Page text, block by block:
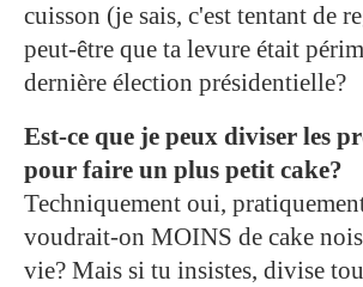
cuisson (je sais, c'est tentant de
peut-être que ta levure était
dernière élection présidentielle?
Est-ce que je peux diviser les
pour faire un plus petit cake?
Techniquement oui,
voudrait-on MOINS de cake
vie? Mais si tu insistes, divise